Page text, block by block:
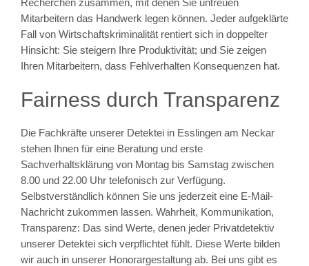
Mitarbeitern das Handwerk legen können. Jeder aufgeklärte
Fall von Wirtschaftskriminalität rentiert sich in doppelter
Hinsicht: Sie steigern Ihre Produktivität; und Sie zeigen
Ihren Mitarbeitern, dass Fehlverhalten Konsequenzen hat.
Fairness durch Transparenz
Die Fachkräfte unserer Detektei in Esslingen am Neckar
stehen Ihnen für eine Beratung und erste
Sachverhaltsklärung von Montag bis Samstag zwischen
8.00 und 22.00 Uhr telefonisch zur Verfügung.
Selbstverständlich können Sie uns jederzeit eine E-Mail-
Nachricht zukommen lassen. Wahrheit, Kommunikation,
Transparenz: Das sind Werte, denen jeder Privatdetektiv
unserer Detektei sich verpflichtet fühlt. Diese Werte bilden
wir auch in unserer Honorargestaltung ab. Bei uns gibt es